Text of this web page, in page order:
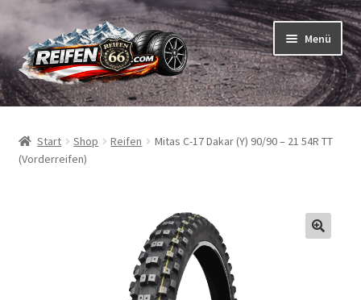
Zur
Navigation
springen
Zum
Inhalt
springen
Menü
Reifen
Schläuche
Start Shop Reifen
Mitas C-17 Dakar (Y) 90/90 – 21 54R TT
(Vorderreifen)